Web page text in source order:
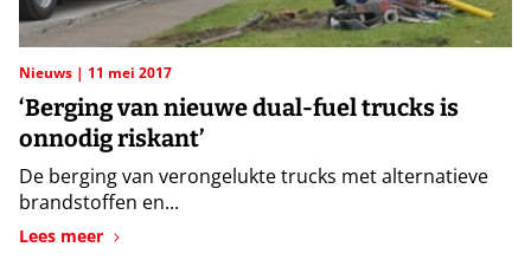
Nieuws 11 mei 2017
‘Berging van nieuwe dual-fuel trucks is
onnodig riskant’
De berging van verongelukte trucks met alternatieve
brandstoffen en...
Lees meer